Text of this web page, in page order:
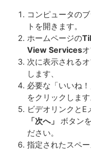
コンピュータの
トを開きます。
ホームページの
View Services
次に表示される
します、
必要な「いいね
をクリックします
ビデオリンクとE
「次へ」 ボタン
ださい。
指定されたスペ